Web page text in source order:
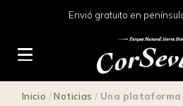
Envió gratuito en
Inicio /Noticias / Una